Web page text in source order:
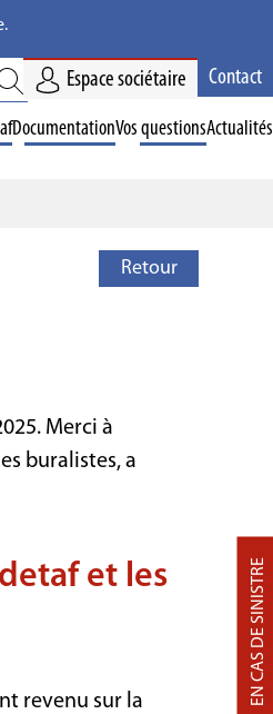
DocumentationVos questionsActualités
Espace sociétaire Contact
EN CAS DE SINISTRE
Retour
Merci à
buralistes, a
et les
revenu sur la